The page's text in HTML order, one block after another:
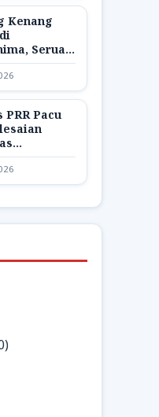
Kenang
Seruan
Nuklir
PRR Pacu
Huntap
Tamiang